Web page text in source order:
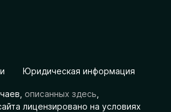
Юридическая информация
описанных здесь
лицензировано на условиях